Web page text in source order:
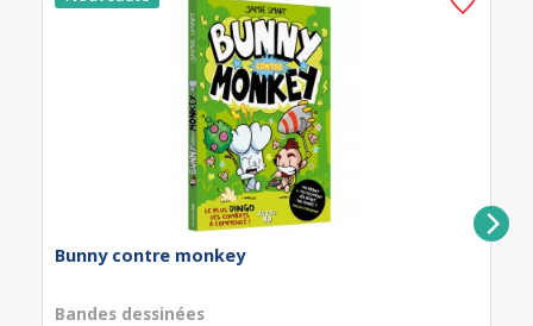
Bunny contre monkey
Bandes dessinées